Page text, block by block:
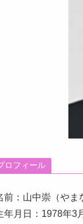
ロフィール
前：山中崇（やま
年月日：1978年3